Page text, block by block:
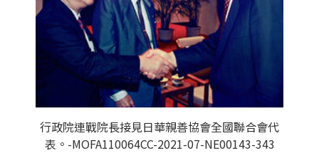
行政院連戰院長接見日華親善協會全國聯合會代
表。-MOFA110064CC-2021-07-NE00143-343